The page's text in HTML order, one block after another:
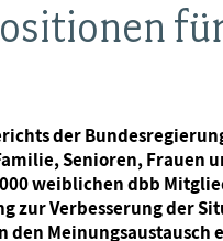
der
Senioren, Frauen
weiblichen dbb
zur Verbesserung der
Meinungsaustausch